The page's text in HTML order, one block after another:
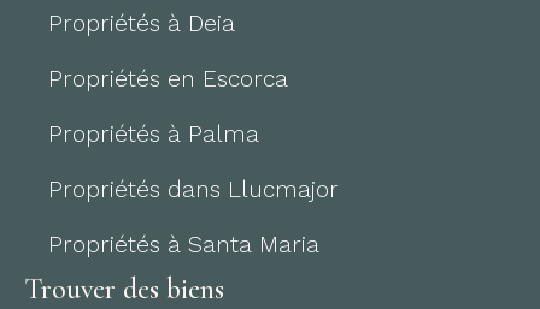
Propriétés à Deia
Propriétés en Escorca
Propriétés à Palma
Propriétés dans Llucmajor
Propriétés à Santa Maria
Trouver des biens